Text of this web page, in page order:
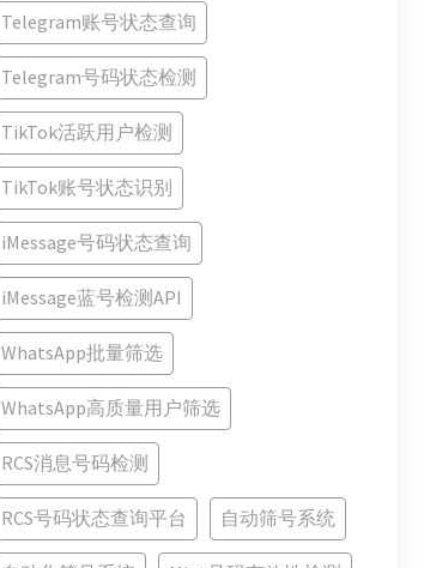
Telegram账号状态查询
Telegram号码状态检测
TikTok活跃用户检测
TikTok账号状态识别
iMessage号码状态查询
iMessage蓝号检测API
WhatsApp批量筛选
WhatsApp高质量用户筛选
RCS消息号码检测
RCS号码状态查询平台 自动筛号系统